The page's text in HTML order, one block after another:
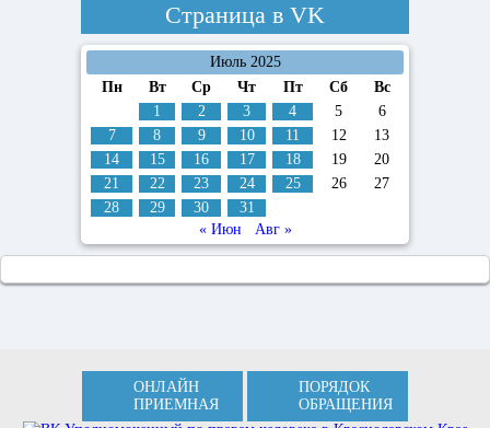
Страница в VK
Июль 2025
Пн
Вт Ср Чт Пт Сб
Вс
1
2 3 4 5
6
7
8 9 10 11 12
13
14
15 16 17 18 19
20
21
22 23 24 25 26
27
28
29 30
31
« Июн
Авг »
ОНЛАЙН
ПРИЕМНАЯ
ПОРЯДОК
ОБРАЩЕНИЯ